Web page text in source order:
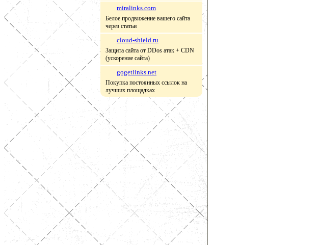
miralinks.com
Белое продвижение вашего сайта
через статьи
cloud-shield.ru
Защита сайта от DDos атак + CDN
(ускорение сайта)
gogetlinks.net
Покупка постоянных ссылок на
лучших площадках